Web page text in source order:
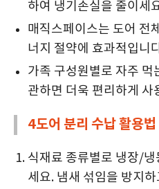
하여 냉기손실을 줄이세
매직스페이스는 도어 전
너지 절약에 효과적입니
가족 구성원별로 자주 먹
관하면 더욱 편리하게 사
4도어 분리 수납 활용법
식재료 종류별로 냉장/
세요. 냄새 섞임을 방지